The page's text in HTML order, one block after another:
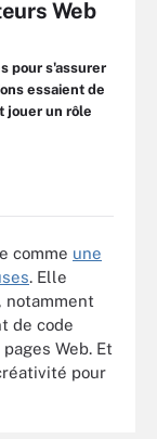
Web
pour s'assurer
essaient de
jouer un rôle
comme une
. Elle
de code
Web. Et
pour